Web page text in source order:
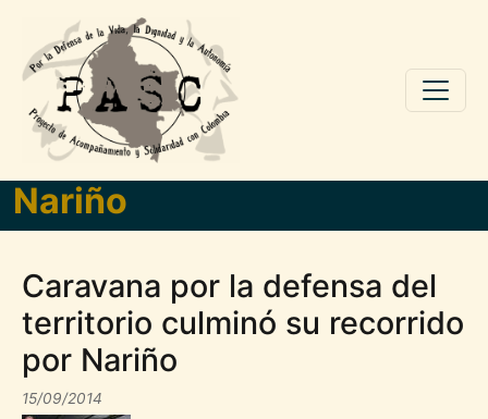
Pasar al contenido principal
Nariño
Caravana por la defensa del
territorio culminó su recorrido
por Nariño
15/09/2014